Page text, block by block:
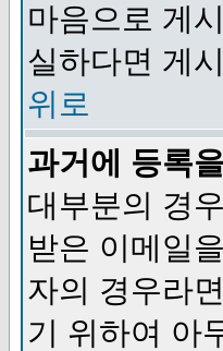
마음으로 게
실하다면 게
위로
과거에 등록
대부분의 경
받은 이메일
자의 경우라
기 위하여 아